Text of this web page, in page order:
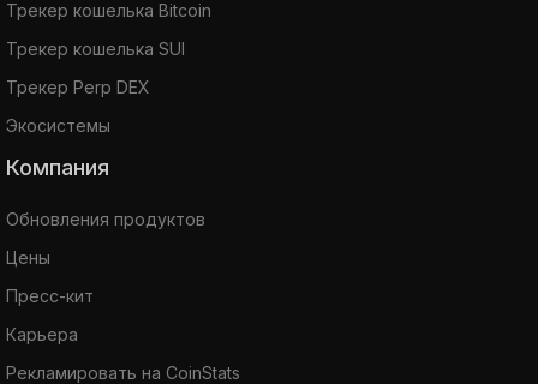
Трекер кошелька Bitcoin
Трекер кошелька SUI
Трекер Perp DEX
Экосистемы
Компания
Обновления продуктов
Цены
Пресс-кит
Карьера
Рекламировать на CoinStats